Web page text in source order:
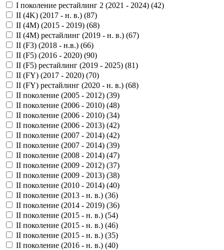
I поколение рестайлинг 2 (2021 - 2024) (42)
II (4K) (2017 - н. в.) (87)
II (4M) (2015 - 2019) (68)
II (4M) рестайлинг (2019 - н. в.) (67)
II (F3) (2018 - н.в.) (66)
II (F5) (2016 - 2020) (90)
II (F5) рестайлинг (2019 - 2025) (81)
II (FY) (2017 - 2020) (70)
II (FY) рестайлинг (2020 - н. в.) (68)
II поколение (2005 - 2012) (39)
II поколение (2006 - 2010) (48)
II поколение (2006 - 2010) (34)
II поколение (2006 - 2013) (42)
II поколение (2007 - 2014) (42)
II поколение (2007 - 2014) (39)
II поколение (2008 - 2014) (47)
II поколение (2009 - 2012) (37)
II поколение (2009 - 2013) (38)
II поколение (2010 - 2014) (40)
II поколение (2013 - н. в.) (36)
II поколение (2014 - 2019) (36)
II поколение (2015 - н. в.) (54)
II поколение (2015 - н. в.) (46)
II поколение (2015 - н. в.) (35)
II поколение (2016 - н. в.) (40)